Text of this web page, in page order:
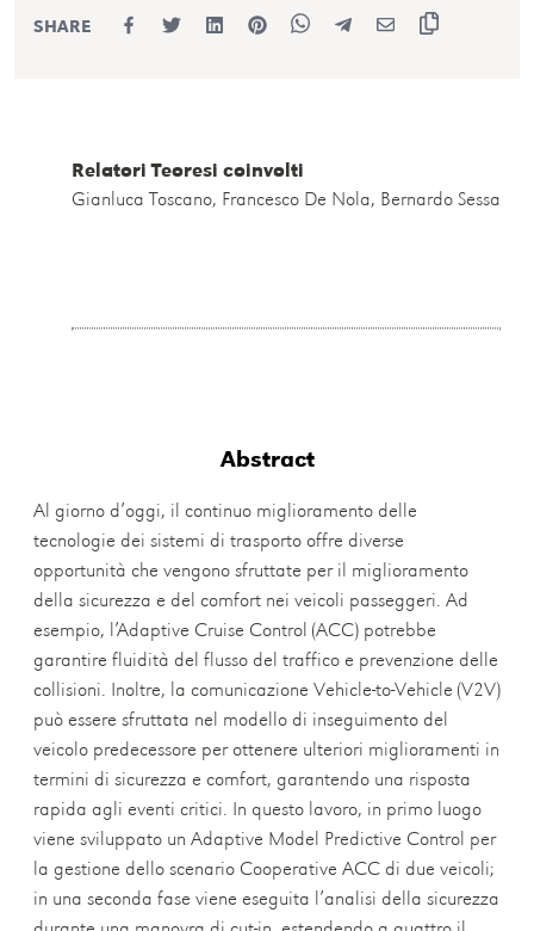
SHARE
Relatori Teoresi coinvolti
Gianluca Toscano, Francesco De Nola, Bernardo Sessa
Abstract
Al giorno d’oggi, il continuo miglioramento delle
tecnologie dei sistemi di trasporto offre diverse
opportunità che vengono sfruttate per il miglioramento
della sicurezza e del comfort nei veicoli passeggeri. Ad
esempio, l’Adaptive Cruise Control (ACC) potrebbe
garantire fluidità del flusso del traffico e prevenzione delle
collisioni. Inoltre, la comunicazione Vehicle-to-Vehicle (V2V)
può essere sfruttata nel modello di inseguimento del
veicolo predecessore per ottenere ulteriori miglioramenti in
termini di sicurezza e comfort, garantendo una risposta
rapida agli eventi critici. In questo lavoro, in primo luogo
viene sviluppato un Adaptive Model Predictive Control per
la gestione dello scenario Cooperative ACC di due veicoli;
in una seconda fase viene eseguita l’analisi della sicurezza